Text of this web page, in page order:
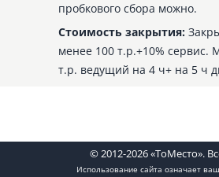
пробкового сбора можно.
Стоимость закрытия:
менее 100 т.р.+10% сервис.
т.р. ведущий на 4 ч+ на 5 ч
© 2012-2026 «ТоМесто».
Использование сайта означает